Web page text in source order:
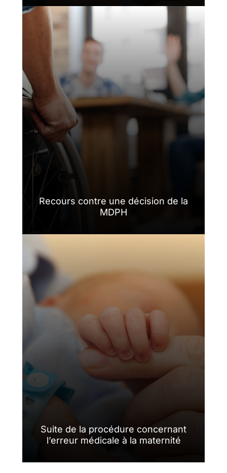
Recours contre une décision de la
MDPH
Suite de la procédure concernant
l’erreur médicale à la maternité